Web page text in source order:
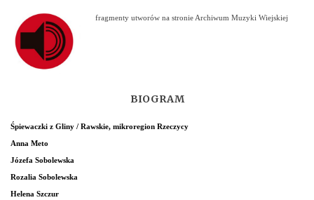
fragmenty utworów na stronie Archiwum Muzyki Wiejskiej
BIOGRAM
Śpiewaczki z Gliny / Rawskie, mikroregion Rzeczycy
Anna Meto
Józefa Sobolewska
Rozalia Sobolewska
Helena Szczur